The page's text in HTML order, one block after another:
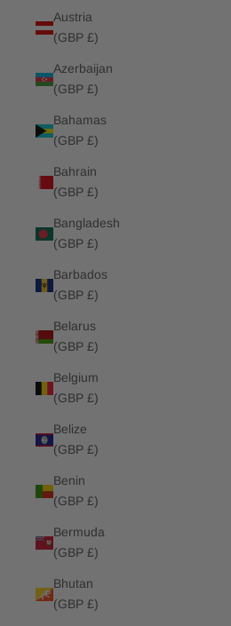
Austria
(GBP £)
Azerbaijan
(GBP £)
Bahamas
(GBP £)
Bahrain
(GBP £)
Bangladesh
(GBP £)
Barbados
(GBP £)
Belarus
(GBP £)
Belgium
(GBP £)
Belize
(GBP £)
Benin
(GBP £)
Bermuda
(GBP £)
Bhutan
(GBP £)